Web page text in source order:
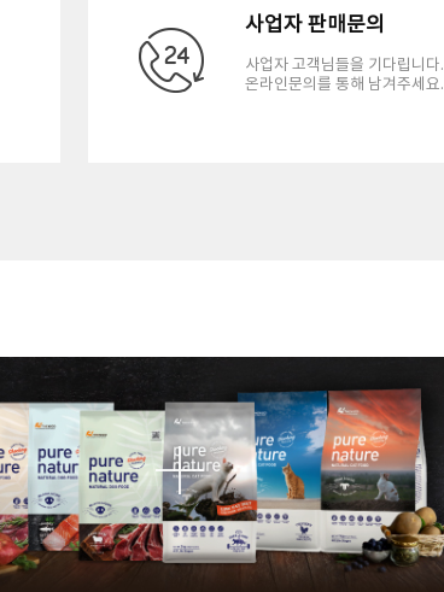
사업자 판매문의
사업자 고객님들을 기다립니다.
온라인문의를 통해 남겨주세요.